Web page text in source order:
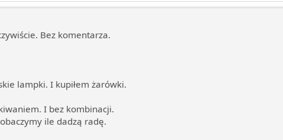
Bez komentarza.
lampki. I kupiłem żarówki.
I bez kombinacji.
ile dadzą radę.